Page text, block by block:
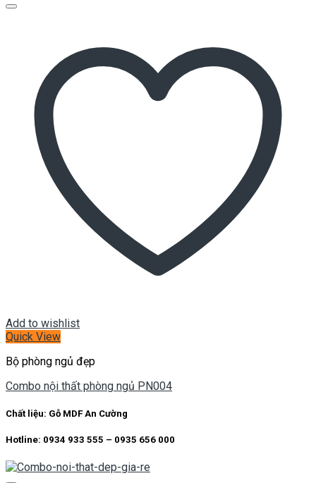
Add to wishlist
Quick View
Bộ phòng ngủ đẹp
Combo nội thất phòng ngủ PN004
Chất liệu: Gỗ MDF An Cường
Hotline: 0934 933 555 – 0935 656 000